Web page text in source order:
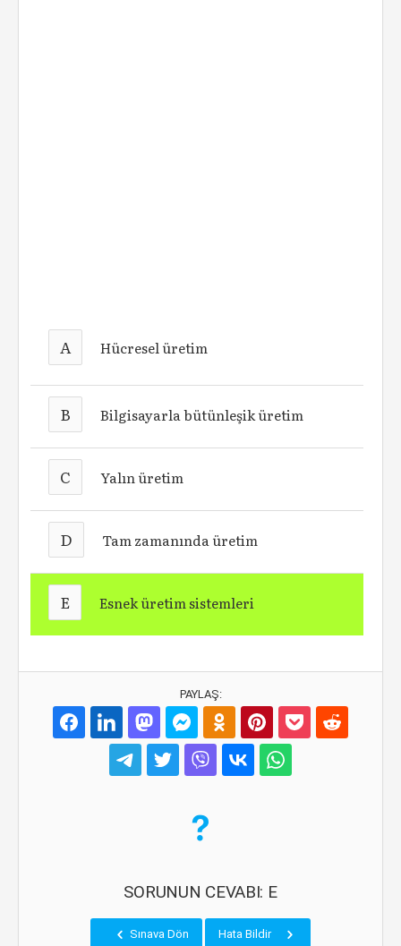
A Hücresel üretim
B Bilgisayarla bütünleşik üretim
C Yalın üretim
D Tam zamanında üretim
E Esnek üretim sistemleri
PAYLAŞ:
SORUNUN CEVABI: E
Sınava Dön Hata Bildir